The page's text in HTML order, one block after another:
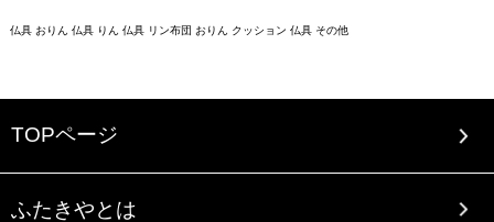
仏具 おりん 仏具 りん 仏具 リン布団 おりん クッション 仏具 その他
TOPページ
ふたきやとは